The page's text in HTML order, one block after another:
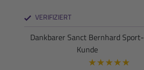
VERIFIZIERT
Dankbarer Sanct Bernhard Sport-
Kunde
★★★★★